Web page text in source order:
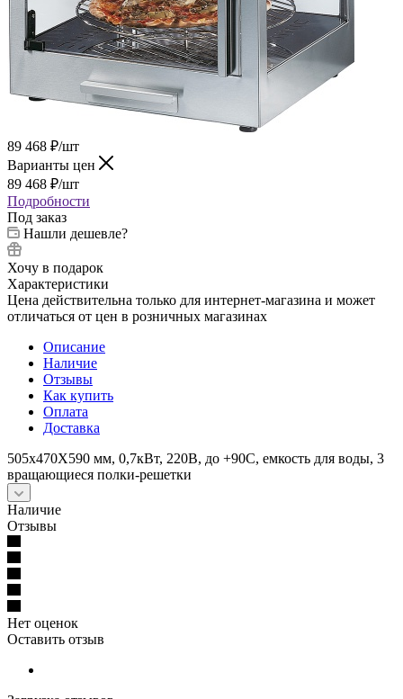
89 468 ₽/шт
Варианты цен
89 468 ₽/шт
Подробности
Под заказ
Нашли дешевле?
Хочу в подарок
Характеристики
Цена действительна только для интернет-магазина и может
отличаться от цен в розничных магазинах
Описание
Наличие
Отзывы
Как купить
Оплата
Доставка
505х470Х590 мм, 0,7кВт, 220В, до +90С, емкость для воды, 3
вращающиеся полки-решетки
Наличие
Отзывы
Нет оценок
Оставить отзыв